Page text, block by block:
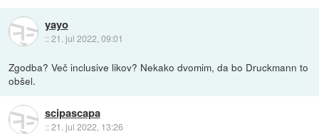
yayo
::21. jul 2022, 09:01
Zgodba? Več inclusive likov? Nekako dvomim, da bo Druckmann to
obšel.
scipascapa
::21. jul 2022, 13:26